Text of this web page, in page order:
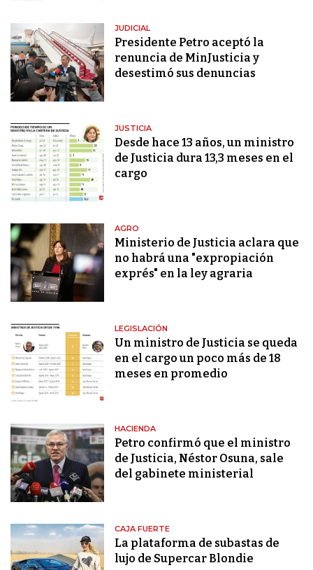
JUDICIAL
Presidente Petro aceptó la
renuncia de MinJusticia y
desestimó sus denuncias
JUSTICIA
Desde hace 13 años, un ministro
de Justicia dura 13,3 meses en el
cargo
AGRO
Ministerio de Justicia aclara que
no habrá una "expropiación
exprés" en la ley agraria
LEGISLACIÓN
Un ministro de Justicia se queda
en el cargo un poco más de 18
meses en promedio
HACIENDA
Petro confirmó que el ministro
de Justicia, Néstor Osuna, sale
del gabinete ministerial
CAJA FUERTE
La plataforma de subastas de
lujo de Supercar Blondie